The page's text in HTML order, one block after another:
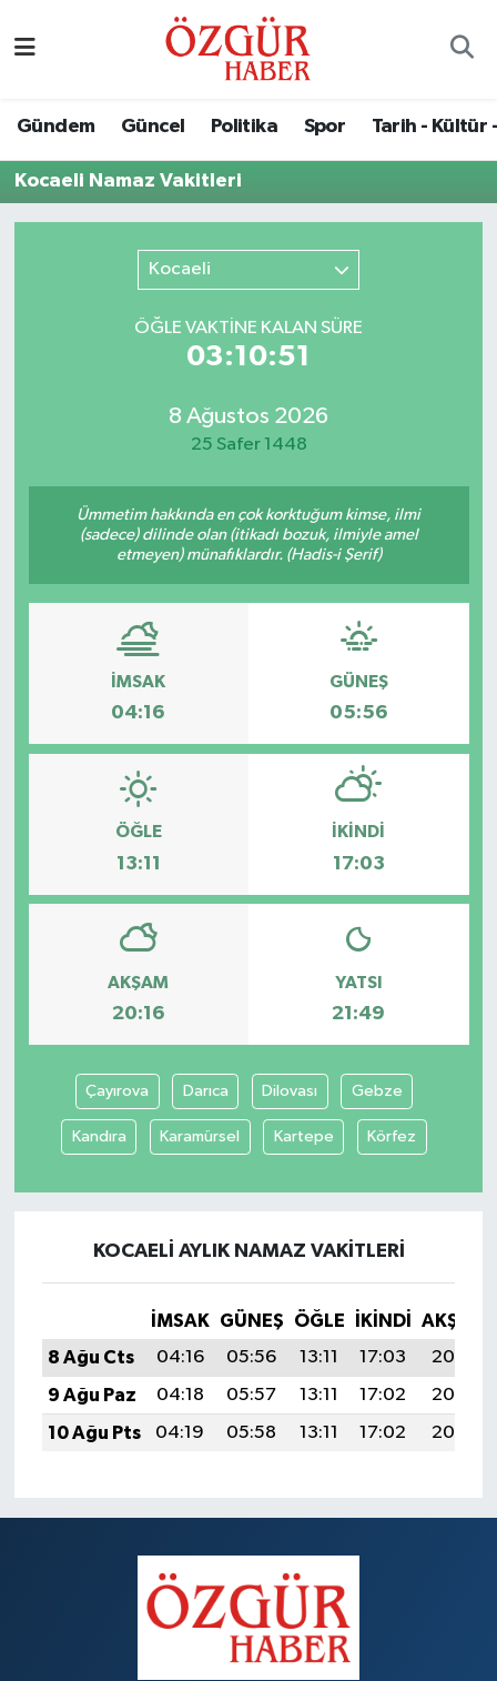
Gündem Güncel Politika Spor Tarih - Kültür
Kocaeli Namaz Vakitleri
Kocaeli
ÖĞLE VAKTİNE KALAN SÜRE
03:10:51
8 Ağustos 2026
25 Safer 1448
Ümmetim hakkında en çok korktuğum kimse, ilmi
(sadece) dilinde olan (itikadı bozuk, ilmiyle amel
etmeyen) münafıklardır. (Hadis-i Şerif)
İMSAK
04:16
GÜNEŞ
05:56
ÖĞLE
13:11
İKINDI
17:03
AKŞAM
20:16
YATSI
21:49
Çayırova Darıca Dilovası Gebze
Kandıra Karamürsel Kartepe Körfez
KOCAELI AYLIK NAMAZ VAKITLERI
İMSAK GÜNEŞ ÖĞLE İKINDI
AKŞAM
8 Ağu Cts
04:16 05:56 13:11 17:03
20:16
9 Ağu Paz
04:18 05:57 13:11 17:02
20:15
10 Ağu Pts
04:19 05:58 13:11 17:02 20:13
Ekonomi
Sağlık
Tarih - Kültür - Sanat - Turizm
Yaşam
Nöbetçi Eczaneler
Trafik Durumu
Tüm Manşetler
Son Dakika Haberleri